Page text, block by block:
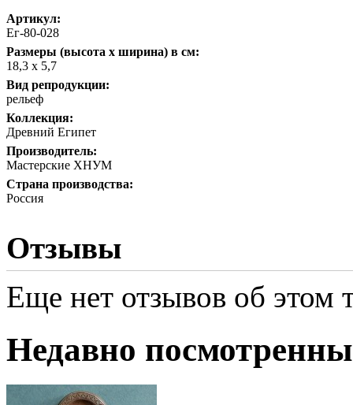
Артикул:
Ег-80-028
Размеры (высота х ширина) в см:
18,3 х 5,7
Вид репродукции:
рельеф
Коллекция:
Древний Египет
Производитель:
Мастерские ХНУМ
Страна производства:
Россия
Отзывы
Еще нет отзывов об этом
Недавно